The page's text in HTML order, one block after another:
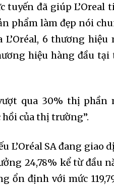
đã giúp L’Oreal
phẩm làm đẹp nói
6 thương hiệu
hiệu hàng đầu tại
qua 30% thị phần
của thị trường”.
L’Oréal SA đang giao
24,78% kể từ đầu
ổn định với mức